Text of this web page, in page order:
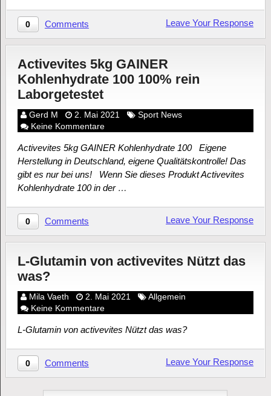
0 Comments Leave Your Response
Activevites 5kg GAINER
Kohlenhydrate 100 100% rein
Laborgetestet
Gerd M 2. Mai 2021
Sport News
Keine Kommentare
Activevites 5kg GAINER Kohlenhydrate 100 Eigene
Herstellung in Deutschland, eigene Qualitätskontrolle! Das
gibt es nur bei uns! Wenn Sie dieses Produkt Activevites
Kohlenhydrate 100 in der …
0 Comments Leave Your Response
L-Glutamin von activevites Nützt das
was?
Mila Vaeth 2. Mai 2021
Allgemein
Keine Kommentare
L-Glutamin von activevites Nützt das was?
0 Comments Leave Your Response